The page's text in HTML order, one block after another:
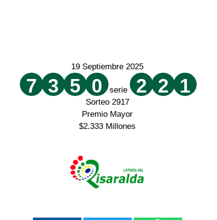
19 Septiembre 2025
7 3 5 0 serie 2 2 1
Sorteo 2917
Premio Mayor
$2.333 Millones